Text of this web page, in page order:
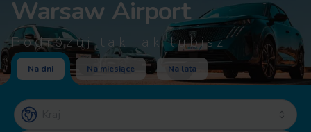
Warsaw Airport
Podróżuj tak jak lubisz
Na dni Na miesiące Na lata